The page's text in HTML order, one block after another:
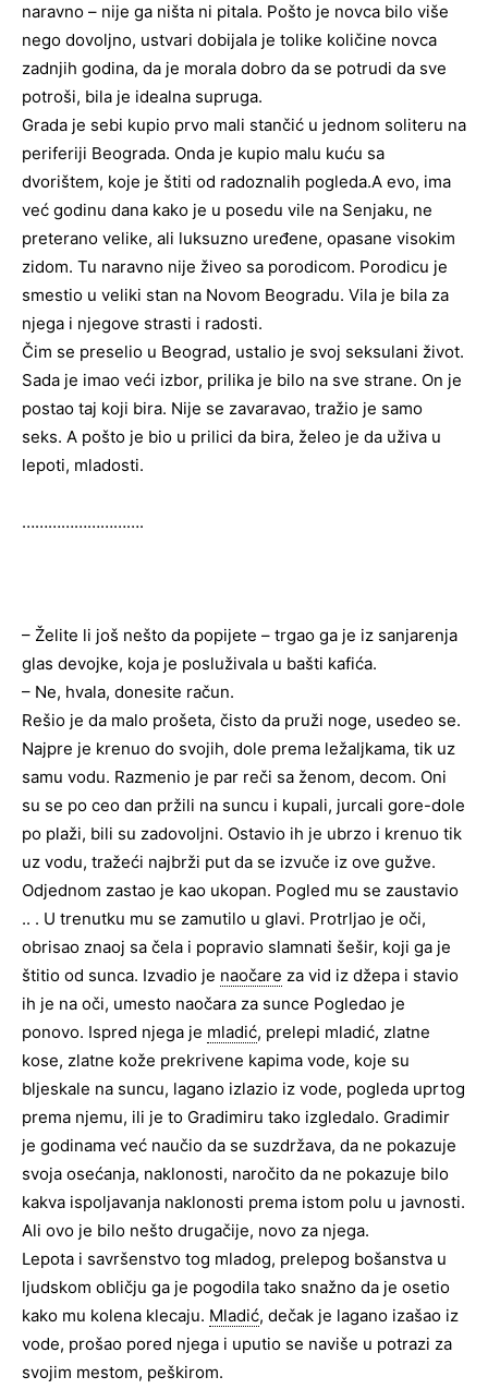
naravno – nije ga ništa ni pitala. Pošto je novca bilo više
nego dovoljno, ustvari dobijala je tolike količine novca
zadnjih godina, da je morala dobro da se potrudi da sve
potroši, bila je idealna supruga.
Grada je sebi kupio prvo mali stančić u jednom soliteru na
periferiji Beograda. Onda je kupio malu kuću sa
dvorištem, koje je štiti od radoznalih pogleda.A evo, ima
već godinu dana kako je u posedu vile na Senjaku, ne
preterano velike, ali luksuzno uređene, opasane visokim
zidom. Tu naravno nije živeo sa porodicom. Porodicu je
smestio u veliki stan na Novom Beogradu. Vila je bila za
njega i njegove strasti i radosti.
Čim se preselio u Beograd, ustalio je svoj seksulani život.
Sada je imao veći izbor, prilika je bilo na sve strane. On je
postao taj koji bira. Nije se zavaravao, tražio je samo
seks. A pošto je bio u prilici da bira, želeo je da uživa u
lepoti, mladosti.
……………………….
– Želite li još nešto da popijete – trgao ga je iz sanjarenja
glas devojke, koja je posluživala u bašti kafića.
– Ne, hvala, donesite račun.
Rešio je da malo prošeta, čisto da pruži noge, usedeo se.
Najpre je krenuo do svojih, dole prema ležaljkama, tik uz
samu vodu. Razmenio je par reči sa ženom, decom. Oni
su se po ceo dan pržili na suncu i kupali, jurcali gore-dole
po plaži, bili su zadovoljni. Ostavio ih je ubrzo i krenuo tik
uz vodu, tražeći najbrži put da se izvuče iz ove gužve.
Odjednom zastao je kao ukopan. Pogled mu se zaustavio
.. . U trenutku mu se zamutilo u glavi. Protrljao je oči,
obrisao znaoj sa čela i popravio slamnati šešir, koji ga je
štitio od sunca. Izvadio je naočare za vid iz džepa i stavio
ih je na oči, umesto naočara za sunce Pogledao je
ponovo. Ispred njega je mladić, prelepi mladić, zlatne
kose, zlatne kože prekrivene kapima vode, koje su
bljeskale na suncu, lagano izlazio iz vode, pogleda uprtog
prema njemu, ili je to Gradimiru tako izgledalo. Gradimir
je godinama već naučio da se suzdržava, da ne pokazuje
svoja osećanja, naklonosti, naročito da ne pokazuje bilo
kakva ispoljavanja naklonosti prema istom polu u javnosti.
Ali ovo je bilo nešto drugačije, novo za njega.
Lepota i savršenstvo tog mladog, prelepog bošanstva u
ljudskom obličju ga je pogodila tako snažno da je osetio
kako mu kolena klecaju. Mladić, dečak je lagano izašao iz
vode, prošao pored njega i uputio se naviše u potrazi za
svojim mestom, peškirom.